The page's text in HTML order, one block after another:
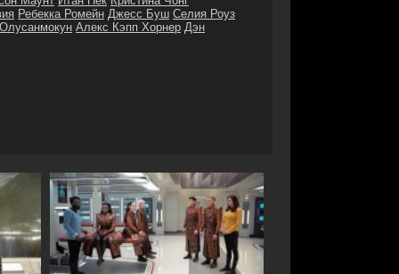
Ребекка Ромейн Джесс Буш Селия Роуз
Алекс Кэпп Хорнер Дэн